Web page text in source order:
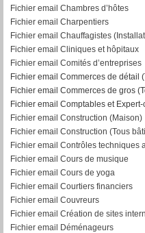
Fichier email Chambres d’hôtes
Fichier email Charpentiers
Fichier email Chauffagistes
Fichier email Cliniques et hôpitaux
Fichier email Comités d’entreprises
Fichier email Commerces de détail
Fichier email Commerces de gros
Fichier email Comptables et
Fichier email Construction (Maison)
Fichier email Construction (Tous
Fichier email Contrôles techniques
Fichier email Cours de musique
Fichier email Cours de yoga
Fichier email Courtiers financiers
Fichier email Couvreurs
Fichier email Création de sites
Fichier email Déménageurs